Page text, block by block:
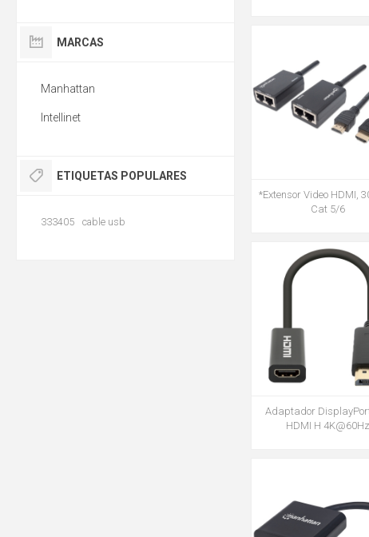
*Extensor Video HDMI,
Cat 5/6
Adaptador
HDMI H 4K@60Hz
MARCAS
Manhattan
Intellinet
ETIQUETAS POPULARES
333405 cable usb